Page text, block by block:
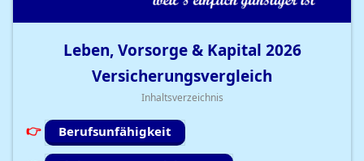
Leben, Vorsorge & Kapital 2026
Versicherungsvergleich
Inhaltsverzeichnis
Berufsunfähigkeit